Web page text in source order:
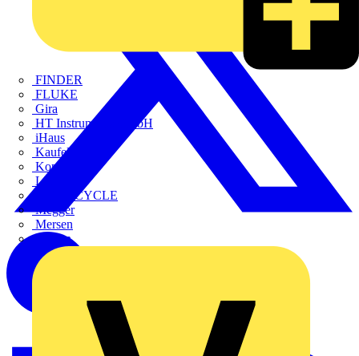
FINDER
FLUKE
Gira
HT Instruments GmbH
iHaus
Kaufel
Kopp
Lichtline
LIGHTCYCLE
Megger
Mersen
Merten